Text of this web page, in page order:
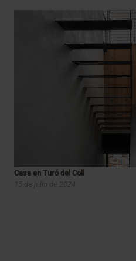
Casa en Turó del Coll
15 de julio de 2024